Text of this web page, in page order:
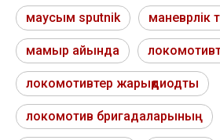
маусым sputnik маневрлік
мамыр айында
локомотивтер жарықдиодты
локомотив бригадаларының